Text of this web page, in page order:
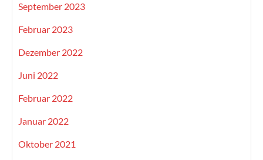
September 2023
Februar 2023
Dezember 2022
Juni 2022
Februar 2022
Januar 2022
Oktober 2021